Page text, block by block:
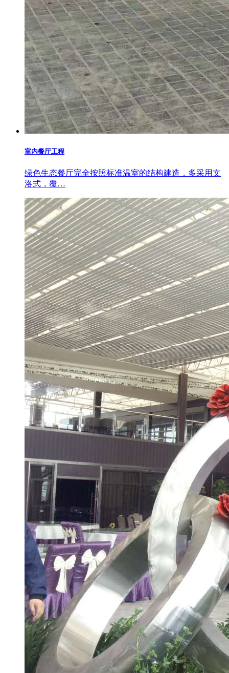
室内餐厅工程
绿色生态餐厅完全按照标准温室的结构建造，多采用文
洛式，覆…